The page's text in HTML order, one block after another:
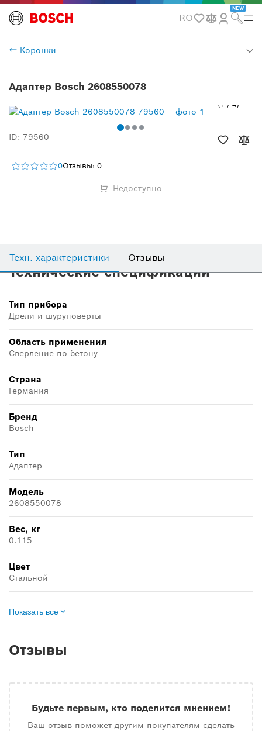
RO
NEW
Коронки
Адаптер Bosch 2608550078
1 / 4
ID: 79560
0Отзывы: 0
Недоступно
Техн. характеристики Отзывы
Технические спецификации
Тип прибора
Дрели и шуруповерты
Область применения
Сверление по бетону
Страна
Германия
Бренд
Bosch
Тип
Адаптер
Модель
2608550078
Вес, кг
0.115
Цвет
Стальной
Показать все
Отзывы
Будьте первым, кто поделится мнением!
Ваш отзыв поможет другим покупателям сделать